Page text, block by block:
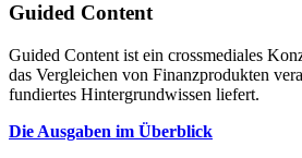
Guided Content
Guided Content ist ein crossmediales
das Vergleichen von Finanzprodukten
fundiertes Hintergrundwissen liefert.
Die Ausgaben im Überblick